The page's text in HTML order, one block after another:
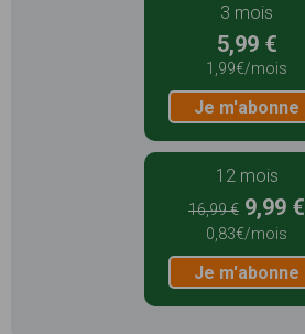
3 mois
5,99 €
1,99€/mois
Je m'abonne
12 mois
16,99 € 9,99 €
0,83€/mois
Je m'abonne